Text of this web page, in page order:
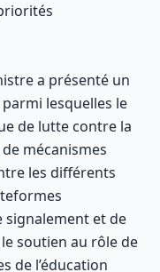
a présenté un
lesquelles le
de lutte contre la
mécanismes
les différents
signalement et de
soutien au rôle de
de l’éducation